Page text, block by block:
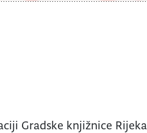
Gradske knjižnice Rijeka